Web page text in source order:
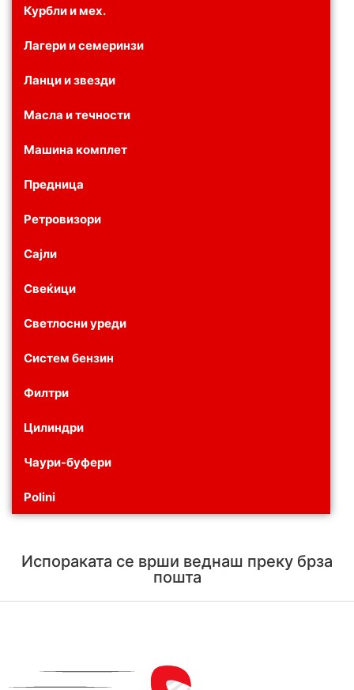
Курбли и мех.
Лагери и семеринзи
Ланци и звезди
Масла и течности
Машина комплет
Предница
Ретровизори
Сајли
Свеќици
Светлосни уреди
Систем бензин
Филтри
Цилиндри
Чаури-буфери
Polini
Испораката се врши веднаш преку брза
пошта